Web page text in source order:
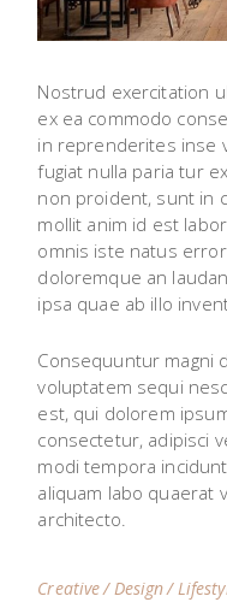
Nostrud exercitation
ex ea commodo
in reprenderites inse
fugiat nulla paria tur
non proident, sunt in
mollit anim id est
omnis iste natus
doloremque an
ipsa quae ab illo
Consequuntur magni
voluptatem sequi
est, qui dolorem
consectetur, adipisci
modi tempora
aliquam labo quaerat
architecto.
Creative Design